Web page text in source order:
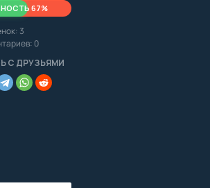
67%
3
0